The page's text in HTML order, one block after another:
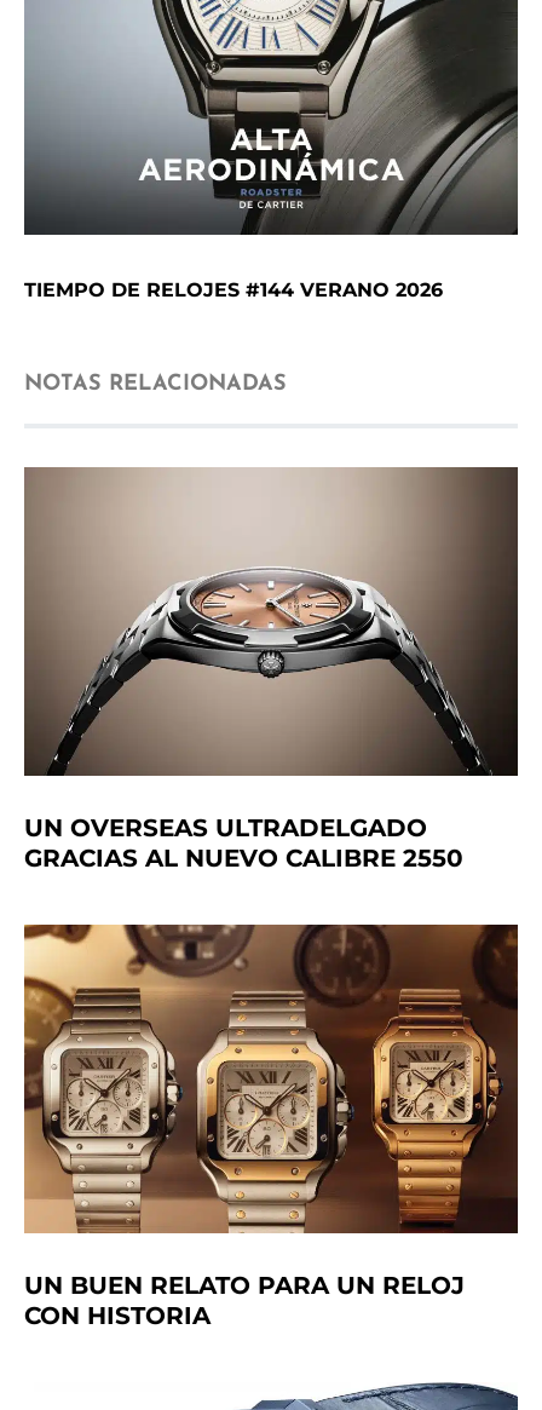
TIEMPO DE RELOJES #144 VERANO 2026
NOTAS RELACIONADAS
UN OVERSEAS ULTRADELGADO
GRACIAS AL NUEVO CALIBRE 2550
UN BUEN RELATO PARA UN RELOJ
CON HISTORIA